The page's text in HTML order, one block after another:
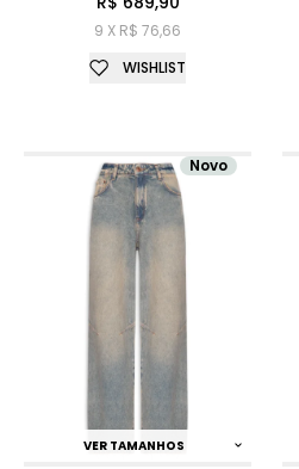
9 X R$ 76,66
WISHLIST
VER TAMANHOS
Novo